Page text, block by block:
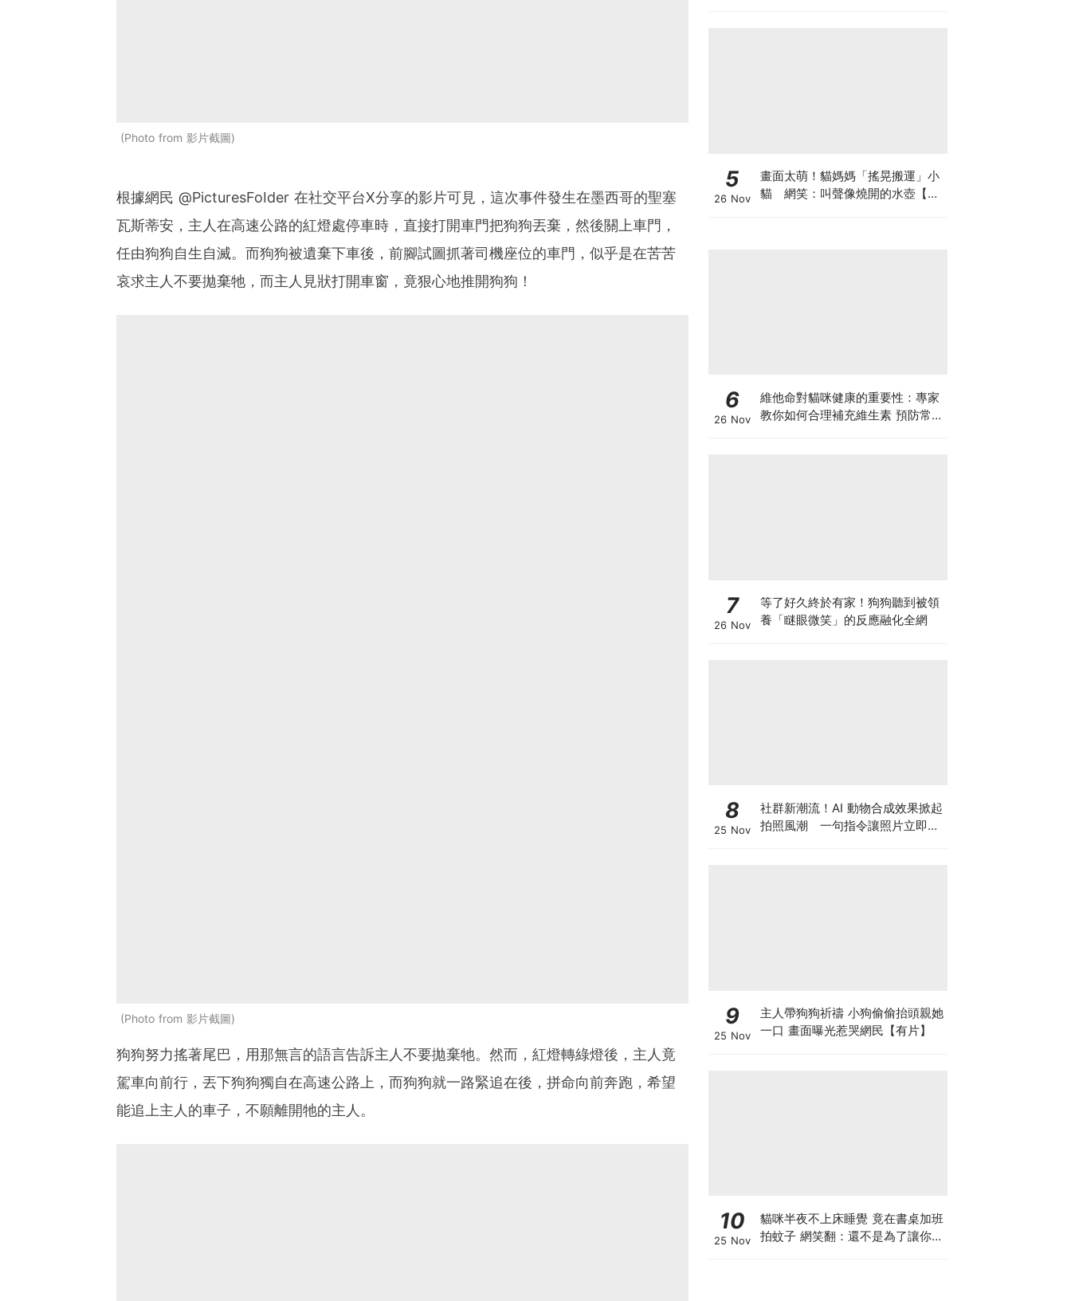
Photo from 影片截圖
根據網民 @PicturesFoIder 在社交平台X分享的影片可見，這次事件發生在墨西哥的聖塞
瓦斯蒂安，主人在高速公路的紅燈處停車時，直接打開車門把狗狗丟棄，然後關上車門，
任由狗狗自生自滅。而狗狗被遺棄下車後，前腳試圖抓著司機座位的車門，似乎是在苦苦
哀求主人不要拋棄牠，而主人見狀打開車窗，竟狠心地推開狗狗！
Photo from 影片截圖
狗狗努力搖著尾巴，用那無言的語言告訴主人不要拋棄牠。然而，紅燈轉綠燈後，主人竟
駕車向前行，丟下狗狗獨自在高速公路上，而狗狗就一路緊追在後，拼命向前奔跑，希望
能追上主人的車子，不願離開牠的主人。
5
26 Nov
畫面太萌！貓媽媽「搖晃搬運」小
貓 網笑：叫聲像燒開的水壺【有
6
26 Nov
維他命對貓咪健康的重要性：專家
教你如何合理補充維生素 預防常見
7
26 Nov
等了好久終於有家！狗狗聽到被領
養「瞇眼微笑」的反應融化全網
8
25 Nov
社群新潮流！AI 動物合成效果掀起
拍照風潮 一句指令讓照片立即升
9
25 Nov
主人帶狗狗祈禱 小狗偷偷抬頭親她
一口 畫面曝光惹哭網民【有片】
10
25 Nov
貓咪半夜不上床睡覺 竟在書桌加班
拍蚊子 網笑翻：還不是為了讓你睡